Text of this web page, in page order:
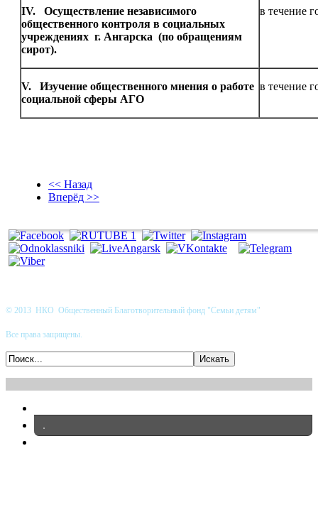
IV. Осуществление независимого
общественного контроля в социальных
учреждениях г. Ангарска (по обращениям
сирот).
в течение
V. Изучение общественного мнения о работе
социальной сферы АГО
в течение
<< Назад
Вперёд >>
© 2013 НКО Общественный Благотворительный фонд "Семьи детям"
Все права защищены.
.